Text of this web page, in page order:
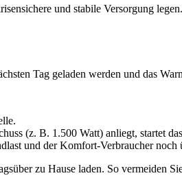
und stabile Versorgung
Tag geladen werden und das
(z. B. 1.500 Watt) anliegt, startet
und der Komfort-Verbraucher
zu Hause laden. So vermeiden